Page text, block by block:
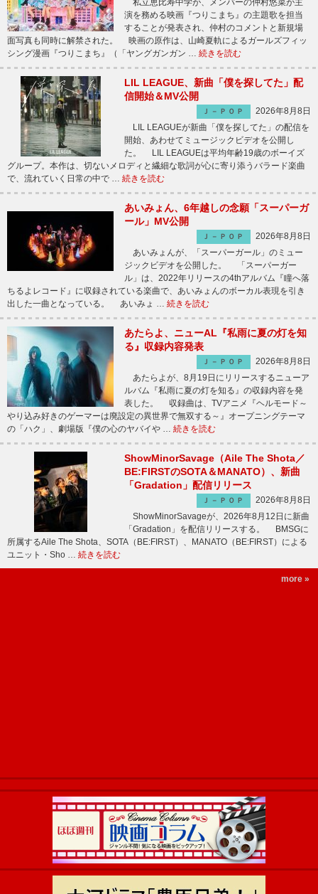
私立恵比寿中学が、メンバーの仲村悠菜が主
演を務める映画『つりこまち』の主題歌を担当
することが発表され、仲村のコメントと新規場
面写真も同時に解禁された。 映画の原作は、山崎夏軌によるガールズフィッ
シング漫画『つりこまち』（「ヤングガンガン … 続きを読む
LIL LEAGUE、新曲「僕を探してた」配
信開始＆MV公開
Ｊ－ＰＯＰ
2026年8月8日
LIL LEAGUEが新曲「僕を探してた」の配信を
開始、あわせてミュージックビデオを公開し
た。 LIL LEAGUEは平均年齢19歳のボーイズ
グループ。本作は、切ないメロディと繊細な歌詞が心に寄り添うバラード楽曲
で、流れていく日常の中で … 続きを読む
あいみょん、6年越しの念願「スーパーガ
ール」MV公開
Ｊ－ＰＯＰ
2026年8月8日
あいみょんが、「スーパーガール」のミュー
ジックビデオを公開した。 「スーパーガー
ル」は、2022年リリースの4thアルバム『瞳へ落
ちるよレコード』に収録されている楽曲で、あいみょんのボーカル表現を引き
出した一曲となっている。 あいみょ … 続きを読む
あたらよ、ニューAL『私雨に夏の灯を知
る』収録内容発表
Ｊ－ＰＯＰ
2026年8月8日
あたらよが、8月19日にリリースするニューア
ルバム『私雨に夏の灯を知る』の収録内容を発
表した。 収録曲は、TVアニメ『ヘルモード～
やり込み好きのゲーマーは廃設定の異世界で無双する～』オープニングテーマ
の「ハク」、劇場版『僕の心のヤバイや … 続きを読む
ShowMinorSavage（Aile The Shota／
BE:FIRSTのSOTA＆MANATO）、新曲
「Gradation」配信リリース
Ｊ－ＰＯＰ
2026年8月8日
ShowMinorSavageが、2026年8月12日に新曲
「Gradation」を配信リリースする。 BMSGに
所属するAile The Shota、SOTA（BE:FIRST）、MANATO（BE:FIRST）による
ユニット・Sho … 続きを読む
more »